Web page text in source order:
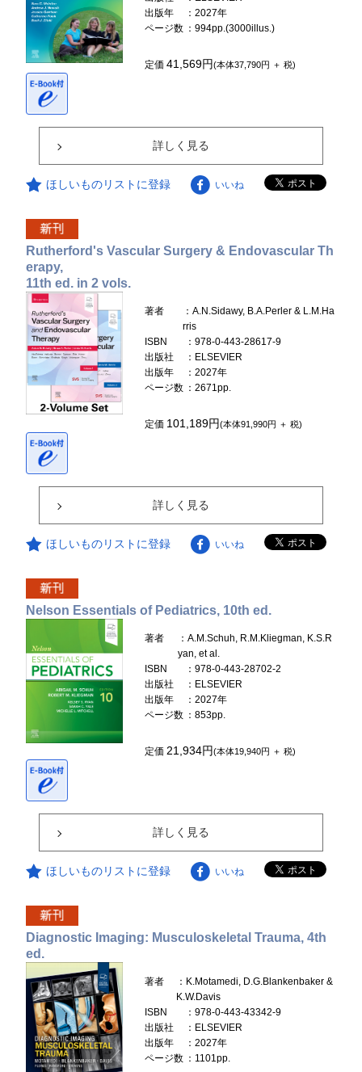
出版年
：2027年
ページ数 ：994pp.(3000illus.)
定価41,569円(本体37,790円 ＋ 税)
詳しく見る
ほしいものリストに登録 いいね
Rutherford's Vascular Surgery & Endovascular Th
erapy,
11th ed. in 2 vols.
著者
：A.N.Sidawy, B.A.Perler & L.M.Ha
rris
ISBN
：978-0-443-28617-9
出版社
：ELSEVIER
出版年
：2027年
ページ数 ：2671pp.
定価 101,189円(本体91,990円 ＋ 税)
詳しく見る
ほしいものリストに登録 いいね
Nelson Essentials of Pediatrics, 10th ed.
著者
：A.M.Schuh, R.M.Kliegman, K.S.R
yan, et al.
ISBN
：978-0-443-28702-2
出版社
：ELSEVIER
出版年
：2027年
ページ数 ：853pp.
定価21,934円(本体19,940円 ＋ 税)
詳しく見る
ほしいものリストに登録 いいね
Diagnostic Imaging: Musculoskeletal Trauma, 4th
ed.
著者
：K.Motamedi, D.G.Blankenbaker &
K.W.Davis
ISBN
：978-0-443-43342-9
出版社
：ELSEVIER
出版年
：2027年
ページ数 ：1101pp.